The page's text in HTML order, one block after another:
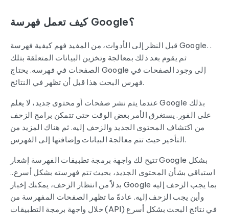
كيف تعمل فهرسة Google؟
قبل النظر إلى الأدوات، من المفيد فهم كيفية فهرسة Google. .
ثم يقوم بعد ذلك بمعالجة وتخزين البيانات المتعلقة بتلك
الصفحات في فهرسه. يحتاج Google إلى وجود الصفحات في
فهرس البحث هذا قبل أن تظهر في النتائج.
عندما يتم نشر صفحات أو محتوى جديد، لا يعلم Google بذلك
على الفور. يستغرق الأمر بعض الوقت حتى تتمكن برامج الزحف
من اكتشاف المحتوى الجديد والزحف إليه. ثم هناك المزيد من
التأخير حيث تتم معالجة البيانات وإضافتها إلى الفهرس.
تتيح لك واجهة برمجة تطبيقات الفهرسة إشعار Google بشكل
استباقي بشأن المحتوى الجديد، بحيث تتم فهرسته بشكل أسرع..
بدلاً من انتظار الزحف، يمكنك إخبار Google بما يجب الزحف إليه
وأين يجب الزحف إليه. عادةً ما تظهر الصفحات المفهرسة من
خلال واجهة برمجة التطبيقات (API) في نتائج البحث بشكل أسرع